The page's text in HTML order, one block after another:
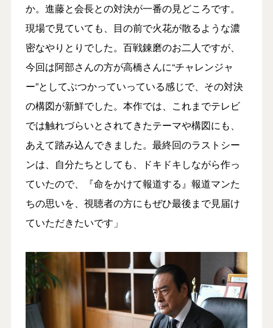
か。進藤と会長との対決が一番の見どころです。
現場で見ていても、目の前で火花が散るような濃
密なやりとりでした。百戦錬磨のお二人ですが、
今回は阿部さんの方が高橋さんに“チャレンジャ
ー”としてぶつかっていっている感じで、その対決
の構図が新鮮でした。本作では、これまでテレビ
では触れづらいとされてきたテーマや構図にも、
あえて踏み込んできました。最終回のラストシー
ンは、自分たちとしても、ドキドキしながら作っ
ていたので、『命をかけて報道する』報道マンた
ちの思いを、視聴者の方にもぜひ最後まで見届け
ていただきたいです」